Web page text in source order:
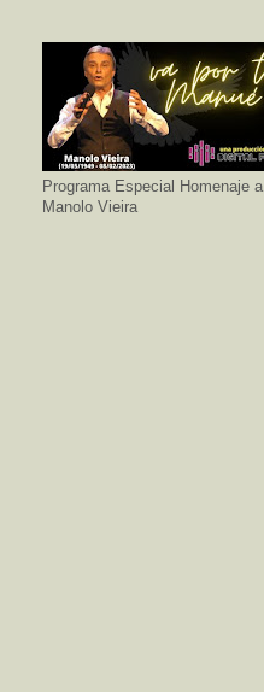
Programa Especial Homenaje a
Manolo Vieira